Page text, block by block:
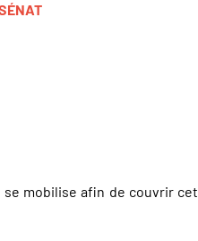
se mobilise afin de couvrir cet